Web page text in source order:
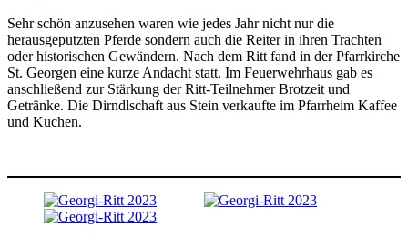
Sehr schön anzusehen waren wie jedes Jahr nicht nur die
herausgeputzten Pferde sondern auch die Reiter in ihren Trachten
oder historischen Gewändern. Nach dem Ritt fand in der Pfarrkirche
St. Georgen eine kurze Andacht statt. Im Feuerwehrhaus gab es
anschließend zur Stärkung der Ritt-Teilnehmer Brotzeit und
Getränke. Die Dirndlschaft aus Stein verkaufte im Pfarrheim Kaffee
und Kuchen.